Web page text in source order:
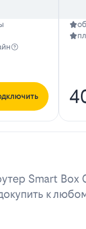
Smart Box
к